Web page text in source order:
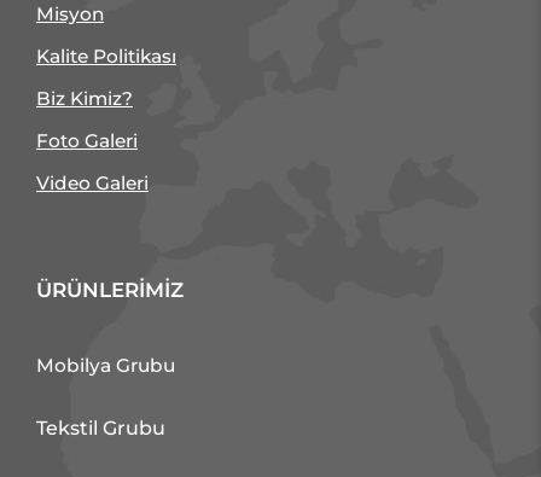
Misyon
Kalite Politikası
Biz Kimiz?
Foto Galeri
Video Galeri
ÜRÜNLERİMİZ
Mobilya Grubu
Tekstil Grubu